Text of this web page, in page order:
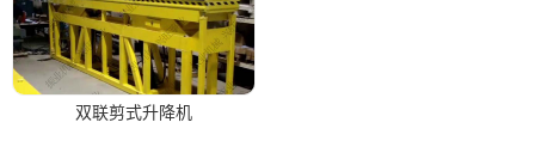
双联剪式升降机